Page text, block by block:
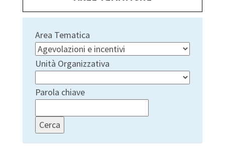
Area Tematica
Unità Organizzativa
Parola chiave